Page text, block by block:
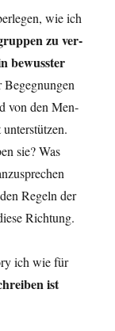
wie ich
zu ver­
bewuss­ter
von den Men­
sie? Was
Regeln der
Richtung.
ich wie für
ist